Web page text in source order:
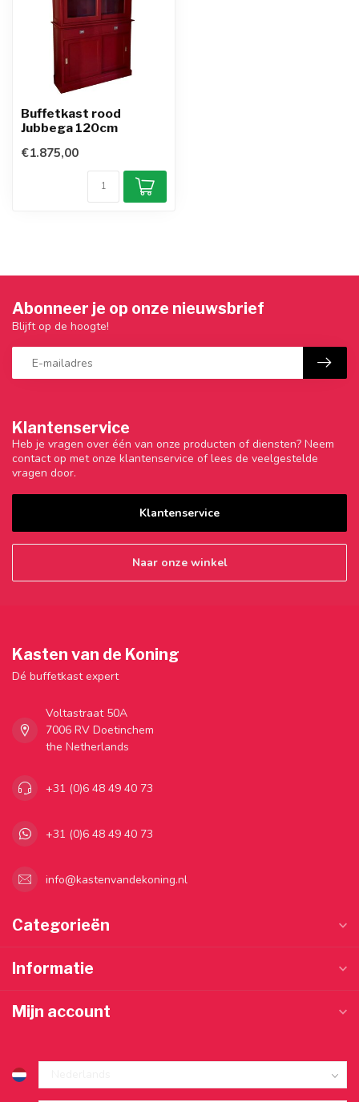
Buffetkast rood
Jubbega 120cm
€1.875,00
Klantenservice
Heb je vragen over één van onze producten of diensten? Neem
contact op met onze klantenservice of lees de veelgestelde
vragen door.
Klantenservice
Naar onze winkel
Abonneer je op onze nieuwsbrief
Blijft op de hoogte!
Kasten van de Koning
Dé buffetkast expert
Voltastraat 50A
7006 RV Doetinchem
the Netherlands
+31 (0)6 48 49 40 73
+31 (0)6 48 49 40 73
info@kastenvandekoning.nl
Categorieën
Informatie
Mijn account